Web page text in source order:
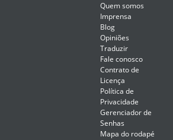
Quem somos
Imprensa
Blog
Opiniões
Traduzir
Fale conosco
Contrato de
Licença
Política de
Privacidade
Gerenciador de
Senhas
Mapa do rodapé